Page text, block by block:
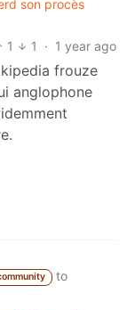
son procès
1
1 · 1 year ago
frouze
anglophone
to